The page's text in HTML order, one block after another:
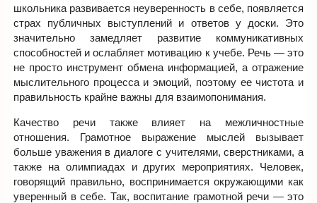
школьника развивается неуверенность в себе, появляется
страх публичных выступлений и ответов у доски. Это
значительно замедляет развитие коммуникативных
способностей и ослабляет мотивацию к учебе. Речь — это
не просто инструмент обмена информацией, а отражение
мыслительного процесса и эмоций, поэтому ее чистота и
правильность крайне важны для взаимопонимания.
Качество речи также влияет на межличностные
отношения. Грамотное выражение мыслей вызывает
больше уважения в диалоге с учителями, сверстниками, а
также на олимпиадах и других мероприятиях. Человек,
говорящий правильно, воспринимается окружающими как
уверенный в себе. Так, воспитание грамотной речи — это